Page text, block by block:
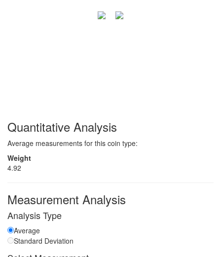
Quantitative Analysis
Average measurements for this coin type:
Weight
4.92
Measurement Analysis
Analysis Type
Average
Standard Deviation